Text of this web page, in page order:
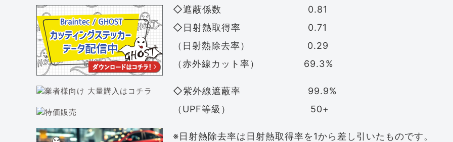
◇遮蔽係数 0.81
◇日射熱取得率 0.71
（日射熱除去率） 0.29
（赤外線カット率） 69.3%
◇紫外線遮蔽率 99.9%
（UPF等級） 50+
※日射熱除去率は日射熱取得率を1から差し引いたものです。